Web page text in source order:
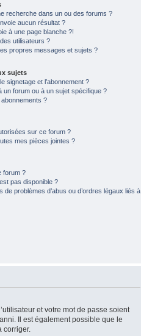
recherche dans un ou des forums ?
aucun résultat ?
à une page blanche ?!
utilisateurs ?
propres messages et sujets ?
sujets
signetage et l’abonnement ?
un forum ou à un sujet spécifique ?
?
sur ce forum ?
mes pièces jointes ?
forum ?
pas disponible ?
problèmes d’abus ou d’ordres légaux liés à
et votre mot de passe soient
Il est également possible que le
corriger.